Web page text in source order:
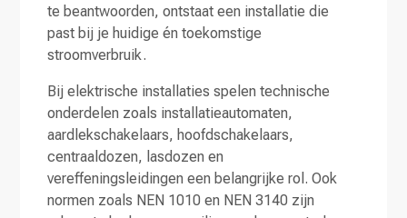
te beantwoorden, ontstaat een installatie die
past bij je huidige én toekomstige
stroomverbruik.
Bij elektrische installaties spelen technische
onderdelen zoals installatieautomaten,
aardlekschakelaars, hoofdschakelaars,
centraaldozen, lasdozen en
vereffeningsleidingen een belangrijke rol. Ook
normen zoals NEN 1010 en NEN 3140 zijn